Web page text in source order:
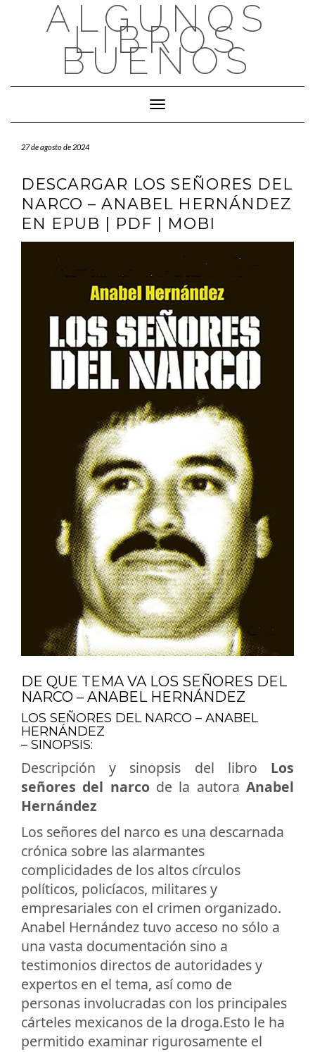
ALGUNOS
LIBROS
BUENOS
Cambiar modo de navegación
27 de agosto de 2024
DESCARGAR LOS SEÑORES DEL
NARCO – ANABEL HERNÁNDEZ
EN EPUB | PDF | MOBI
DE QUE TEMA VA LOS SEÑORES DEL
NARCO – ANABEL HERNÁNDEZ
LOS SEÑORES DEL NARCO – ANABEL
HERNÁNDEZ
– SINOPSIS:
Descripción y sinopsis del libro Los
señores del narco de la autora Anabel
Hernández
Los señores del narco es una descarnada
crónica sobre las alarmantes
complicidades de los altos círculos
políticos, policíacos, militares y
empresariales con el crimen organizado.
Anabel Hernández tuvo acceso no sólo a
una vasta documentación sino a
testimonios directos de autoridades y
expertos en el tema, así como de
personas involucradas con los principales
cárteles mexicanos de la droga.Esto le ha
permitido examinar rigurosamente el